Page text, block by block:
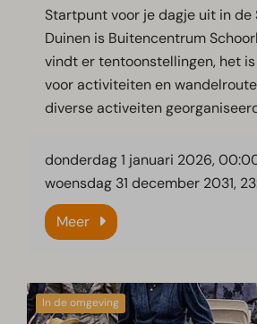
Startpunt voor je dagje uit in de
Duinen is Buitencentrum
vindt er tentoonstellingen, het
voor activiteiten en
diverse activeiten
donderdag 1 januari 2026,
woensdag 31 december 2031,
Meer
In de omgeving